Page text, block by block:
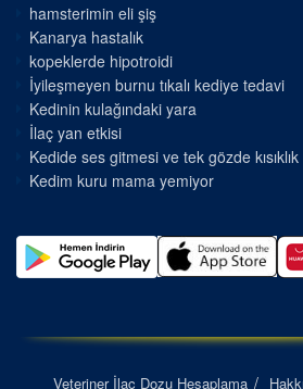
hamsterimin eli şiş
Kanarya hastalık
kopeklerde hipotroidi
İyileşmeyen burnu tıkalı kediye tedavi
Kedinin kulağındaki yara
İlaç yan etkisi
Kedide ses gitmesi ve tek gözde kısıklık
Kedim kuru mama yemiyor
Veteriner İlaç Dozu Hesaplama